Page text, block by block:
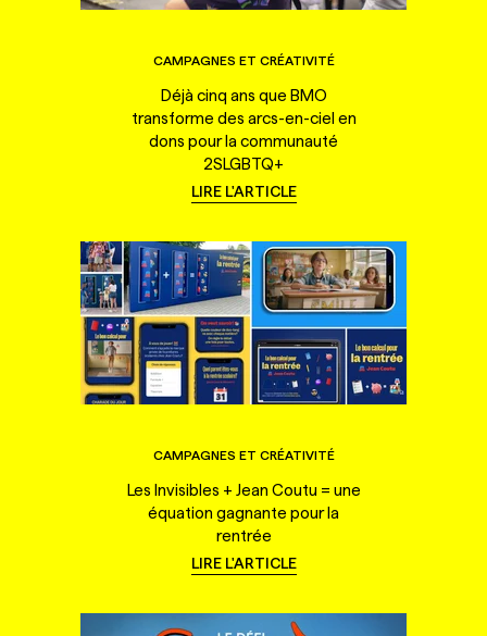
CAMPAGNES ET CRÉATIVITÉ
Déjà cinq ans que BMO
transforme des arcs-en-ciel en
dons pour la communauté
2SLGBTQ+
LIRE L'ARTICLE
CAMPAGNES ET CRÉATIVITÉ
Les Invisibles + Jean Coutu = une
équation gagnante pour la
rentrée
LIRE L'ARTICLE